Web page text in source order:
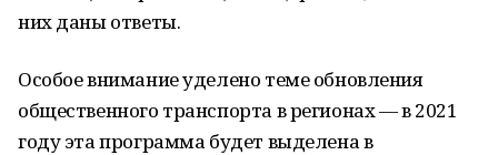
них даны ответы.
Особое внимание уделено теме обновления
общественного транспорта в регионах ― в 2021
году эта программа будет выделена в